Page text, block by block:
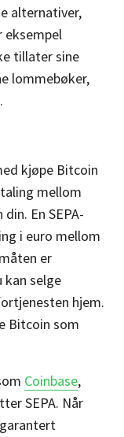
alternativer,
eksempel
tillater sine
lommebøker,
kjøpe Bitcoin
mellom
En SEPA-
i euro mellom
er
kan selge
hjem.
Bitcoin som
Coinbase,
SEPA. Når